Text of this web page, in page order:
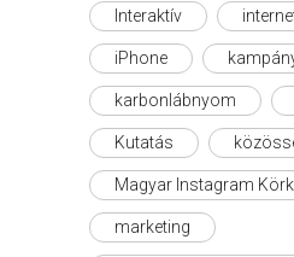
Interaktív
iPhone
karbonlábnyom
Kutatás
Magyar Instagram
marketing